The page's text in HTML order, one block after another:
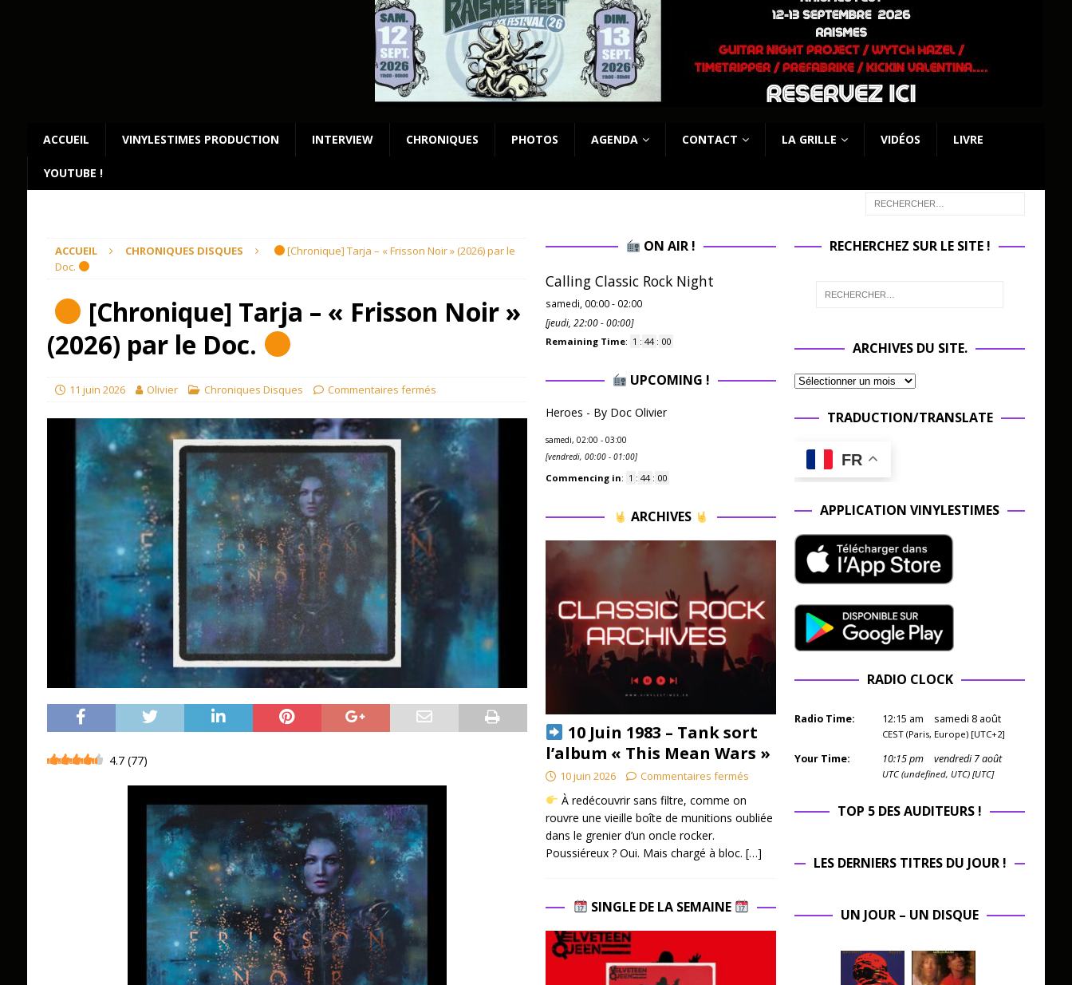
ACCUEIL VINYLESTIMES PRODUCTION INTERVIEW CHRONIQUES PHOTOS AGENDA CONTACT LA GRILLE VIDÉOS LIVRE
YOUTUBE !
ACCUEIL CHRONIQUES DISQUES
[Chronique] Tarja – « Frisson Noir » (2026) par le
Doc.
[Chronique] Tarja – « Frisson Noir »
(2026) par le Doc.
11 juin 2026 Olivier Chroniques Disques Commentaires fermés
4.7 (77)
ON AIR !
Calling Classic Rock Night
samedi, 00:00 - 02:00
[jeudi, 22:00 -00:00]
Remaining Time: 1 : 43 : 59
UPCOMING !
Heroes - By Doc Olivier
samedi, 02:00 - 03:00
[vendredi, 00:00 - 01:00]
Commencing in: 1 : 43 : 59
ARCHIVES
10 Juin 1983 – Tank sort
l’album « This Mean Wars »
10 juin 2026 Commentaires fermés
À redécouvrir sans filtre, comme on
rouvre une vieille boîte de munitions oubliée
dans le grenier d’un oncle rocker.
Poussiéreux ? Oui. Mais chargé à bloc. […]
SINGLE DE LA SEMAINE
RECHERCHEZ SUR LE SITE !
ARCHIVES DU SITE.
TRADUCTION/TRANSLATE
FR
APPLICATION VINYLESTIMES
RADIO CLOCK
Radio Time: 12:16 am samedi 8 août
CEST (Paris, Europe) [UTC+2]
Your Time: 10:16pm vendredi 7 août
UTC (undefined, UTC) [UTC]
TOP 5 DES AUDITEURS !
LES DERNIERS TITRES DU JOUR !
UN JOUR – UN DISQUE